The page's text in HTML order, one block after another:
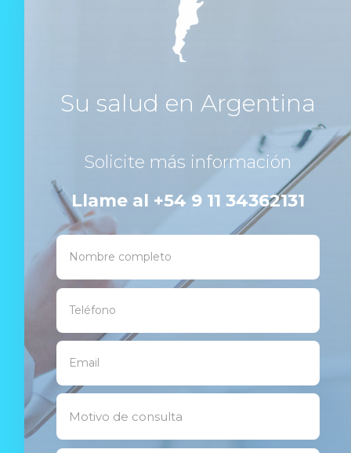
Su salud en Argentina
Solicite más información
Llame al +54 9 11 34362131